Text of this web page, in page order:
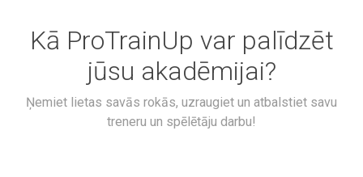
Kā ProTrainUp var palīdzēt
jūsu akadēmijai?
Ņemiet lietas savās rokās, uzraugiet un atbalstiet savu
treneru un spēlētāju darbu!